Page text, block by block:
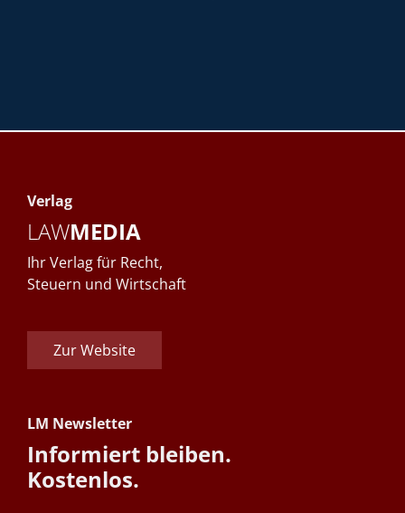
Verlag
LAWMEDIA
Ihr Verlag für Recht,
Steuern und Wirtschaft
Zur Website
LM Newsletter
Informiert bleiben.
Kostenlos.